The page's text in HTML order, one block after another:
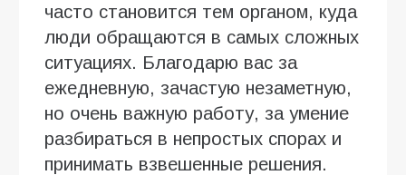
часто становится тем органом, куда
люди обращаются в самых сложных
ситуациях. Благодарю вас за
ежедневную, зачастую незаметную,
но очень важную работу, за умение
разбираться в непростых спорах и
принимать взвешенные решения.